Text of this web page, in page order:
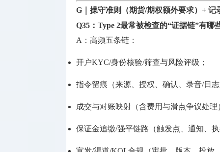
G｜操守准则（期货/期权额外要求）+
Q35：Type 2最常被检查的“证据链”有哪
A：高频五条链：
开户KYC/身份核验/筛查与风险评级；
指令留痕（来源、授权、确认、录音/日
成交与对账映射（含费用与滑点争议处理
保证金追缴/强平链路（触发点、通知、